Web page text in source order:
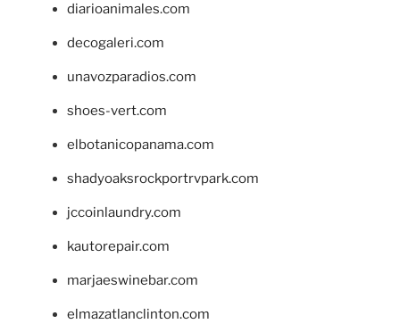
diarioanimales.com
decogaleri.com
unavozparadios.com
shoes-vert.com
elbotanicopanama.com
shadyoaksrockportrvpark.com
jccoinlaundry.com
kautorepair.com
marjaeswinebar.com
elmazatlanclinton.com